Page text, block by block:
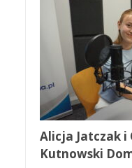
Alicja Jatczak i
Kutnowski